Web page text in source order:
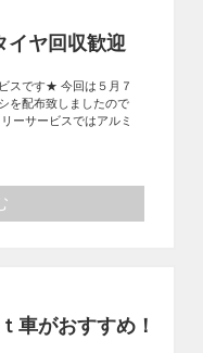
イヤ回収歓迎
スです★ 今回は５月７
を配布致しましたので
ーサービスではアルミ
車がおすすめ！